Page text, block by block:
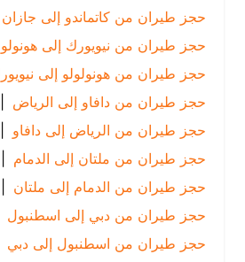
حجز طيران من كاتماندو إلى جازان
|
حجز طيران من نيويورك إلى هونولولو |
حجز طيران من هونولولو إلى نيويورك |
حجز طيران من دافاو إلى الرياض
|
حجز طيران من الرياض إلى دافاو
|
حجز طيران من ملتان إلى الدمام
|
حجز طيران من الدمام إلى ملتان |
حجز طيران من دبي إلى اسطنبول |
حجز طيران من اسطنبول إلى دبي |